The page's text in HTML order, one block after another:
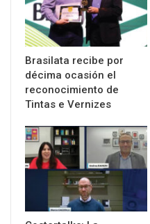
Brasilata recibe por
décima ocasión el
reconocimiento de
Tintas e Vernizes